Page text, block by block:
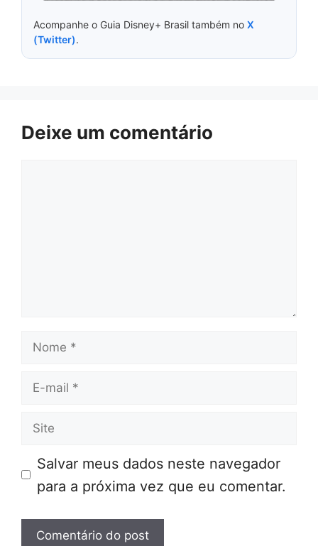
Acompanhe o Guia Disney+ Brasil também no X
(Twitter).
Deixe um comentário
Nome
E-
Site
Salvar meus dados neste navegador
para a próxima vez que eu comentar.